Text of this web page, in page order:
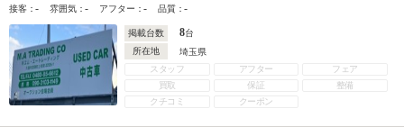
接客：- 雰囲気：- アフター：- 品質：-
掲載台数 8台
所在地
埼玉県
スタッフ
アフター
フェア
買取
保証
整備
クチコミ
クーポン